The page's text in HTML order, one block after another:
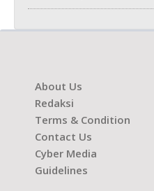
About Us
Redaksi
Terms & Condition
Contact Us
Cyber Media
Guidelines